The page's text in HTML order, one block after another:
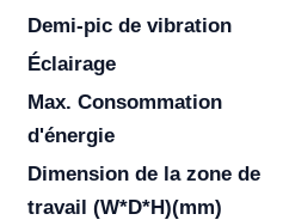
Demi-pic de vibration
Éclairage
Max. Consommation
d'énergie
Dimension de la zone de
travail (W*D*H)(mm)